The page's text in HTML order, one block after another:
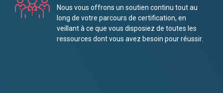
Nous vous offrons un soutien continu tout au
long de votre parcours de certification, en
veillant à ce que vous disposiez de toutes les
ressources dont vous avez besoin pour réussir.